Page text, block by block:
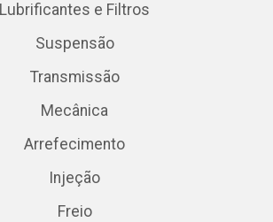
Lubrificantes e Filtros
Suspensão
Transmissão
Mecânica
Arrefecimento
Injeção
Freio